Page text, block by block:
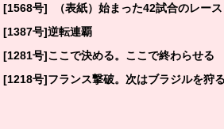
[1568号] （表紙）始まった42試合のレー
[1387号]逆転連覇
[1281号]ここで決める。ここで終わらせる
[1218号]フランス撃破。次はブラジルを狩